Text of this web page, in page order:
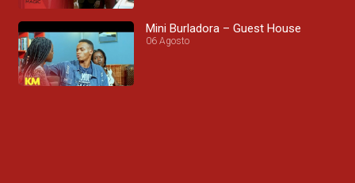
Mini Burladora – Guest House
06 Agosto